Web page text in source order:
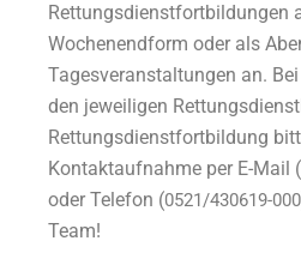
Rettungsdienstfortbildungen
Wochenendform oder als
Tagesveranstaltungen an.
den jeweiligen
Rettungsdienstfortbildung
Kontaktaufnahme per E-Mail
oder Telefon (0521/430619-000
Team!